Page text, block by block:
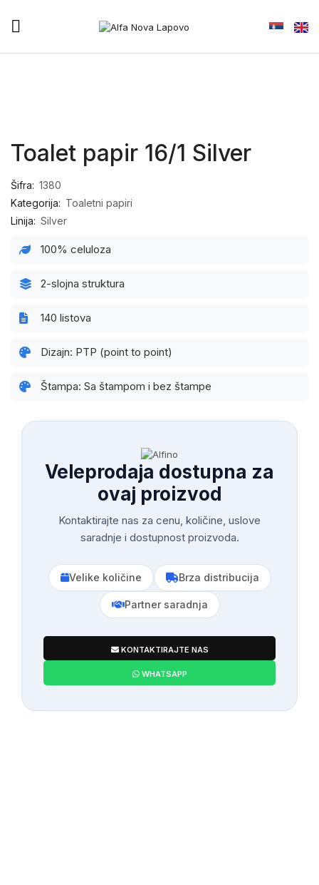
Toalet papir 16/1 Silver
Šifra: 1380
Kategorija: Toaletni papiri
Linija: Silver
100% celuloza
2-slojna struktura
140 listova
Dizajn: PTP (point to point)
Štampa: Sa štampom i bez štampe
Veleprodaja dostupna za
ovaj proizvod
Kontaktirajte nas za cenu, količine, uslove
saradnje i dostupnost proizvoda.
Velike količine Brza distribucija
Partner saradnja
KONTAKTIRAJTE NAS
WHATSAPP